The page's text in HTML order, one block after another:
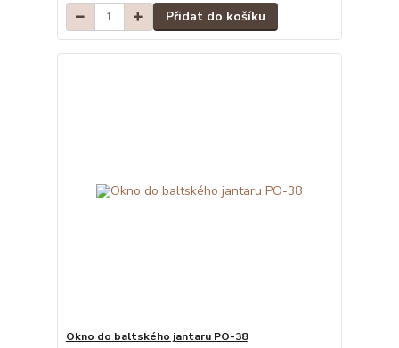
Přidat do košíku
Okno do baltského jantaru PO-38